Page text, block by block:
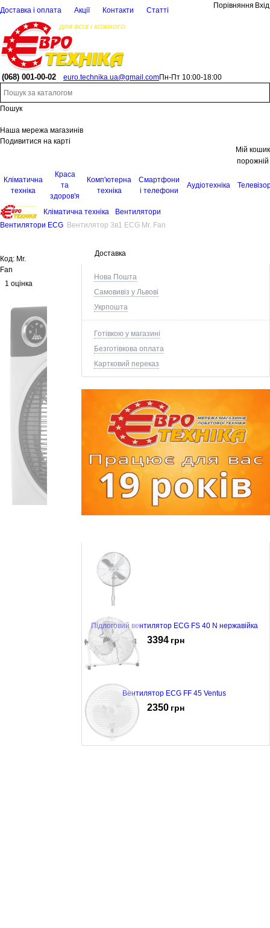
Доставка і оплата Акції Контакти Статті
Порівняння Вхід
(068) 001-00-02 euro.technika.ua@gmail.comПн-Пт 10:00-18:00
Пошук
Наша мережа магазинів
Подивитися на карті
Мій кошик
порожній
Кліматична
техніка
Краса
та
здоров'я
Комп'ютерна
техніка
Смартфони
і телефони
Аудіотехніка
Кліматична техніка
Вентилятори
Вентилятори ECG Вентилятор 3в1 ECG Mr. Fan
Доставка
Нова Пошта
Самовивіз у Львові
Укрпошта
Готівкою у магазині
Безготівкова оплата
Картковий переказ
Підлоговий вентилятор ECG FS 40 N нержавійка
3394 грн
Вентилятор ECG FF 45 Ventus
2350 грн
Код: Mr.
Fan
1 оцінка